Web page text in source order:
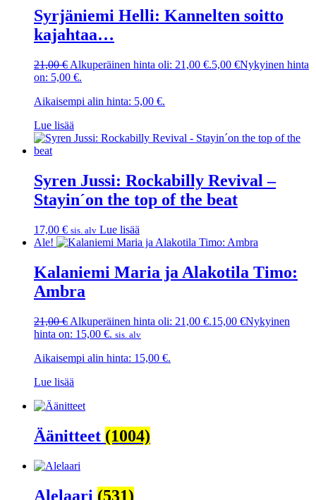
Syrjäniemi Helli: Kannelten soitto
kajahtaa…
21,00€ Alkuperäinen hinta oli: 21,00 €.5,00 €Nykyinen hinta
on: 5,00 €.
Aikaisempi alin hinta: 5,00 €.
Lue lisää
Syren Jussi: Rockabilly Revival –
Stayin´on the top of the beat
17,00 € sis. alv Lue lisää
Ale!
Kalaniemi Maria ja Alakotila Timo:
Ambra
21,00€ Alkuperäinen hinta oli: 21,00 €.15,00 €Nykyinen
hinta on: 15,00 €. sis. alv
Aikaisempi alin hinta: 15,00 €.
Lue lisää
Äänitteet (1004)
Alelaari (531)